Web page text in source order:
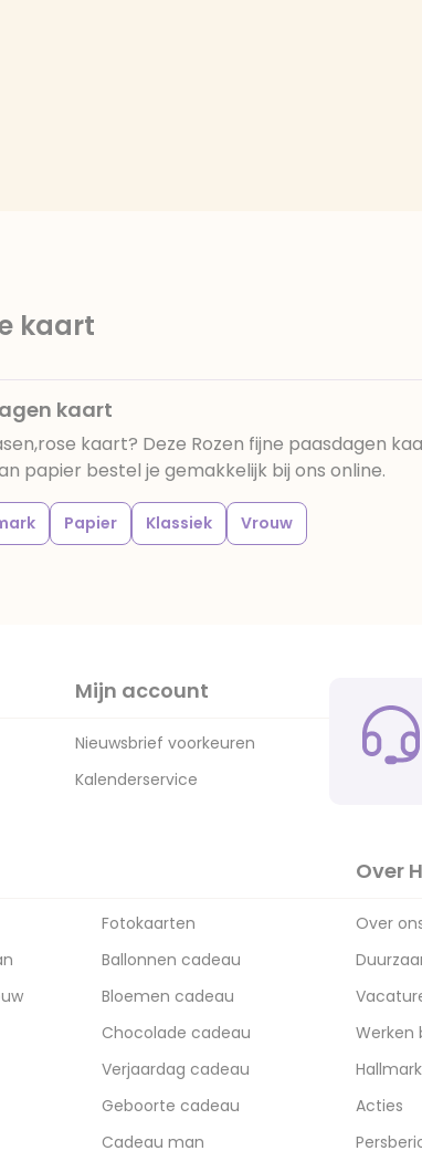
kaart
kaart
kaart? Deze Rozen fijne paasdagen
papier bestel je gemakkelijk bij ons online.
Papier Klassiek Vrouw
Mijn account
Nieuwsbrief voorkeuren
Kalenderservice
Fotokaarten
Ballonnen cadeau
Bloemen cadeau
Chocolade cadeau
Verjaardag cadeau
Geboorte cadeau
Cadeau man
Over
Over
Werken
Acties